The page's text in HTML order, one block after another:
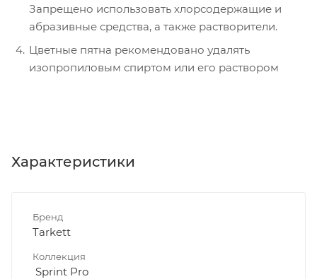
Запрещено использовать хлорсодержащие и
абразивные средства, а также растворители.
Цветные пятна рекомендовано удалять
изопропиловым спиртом или его раствором
Характеристики
Бренд
Tarkett
Коллекция
Sprint Pro